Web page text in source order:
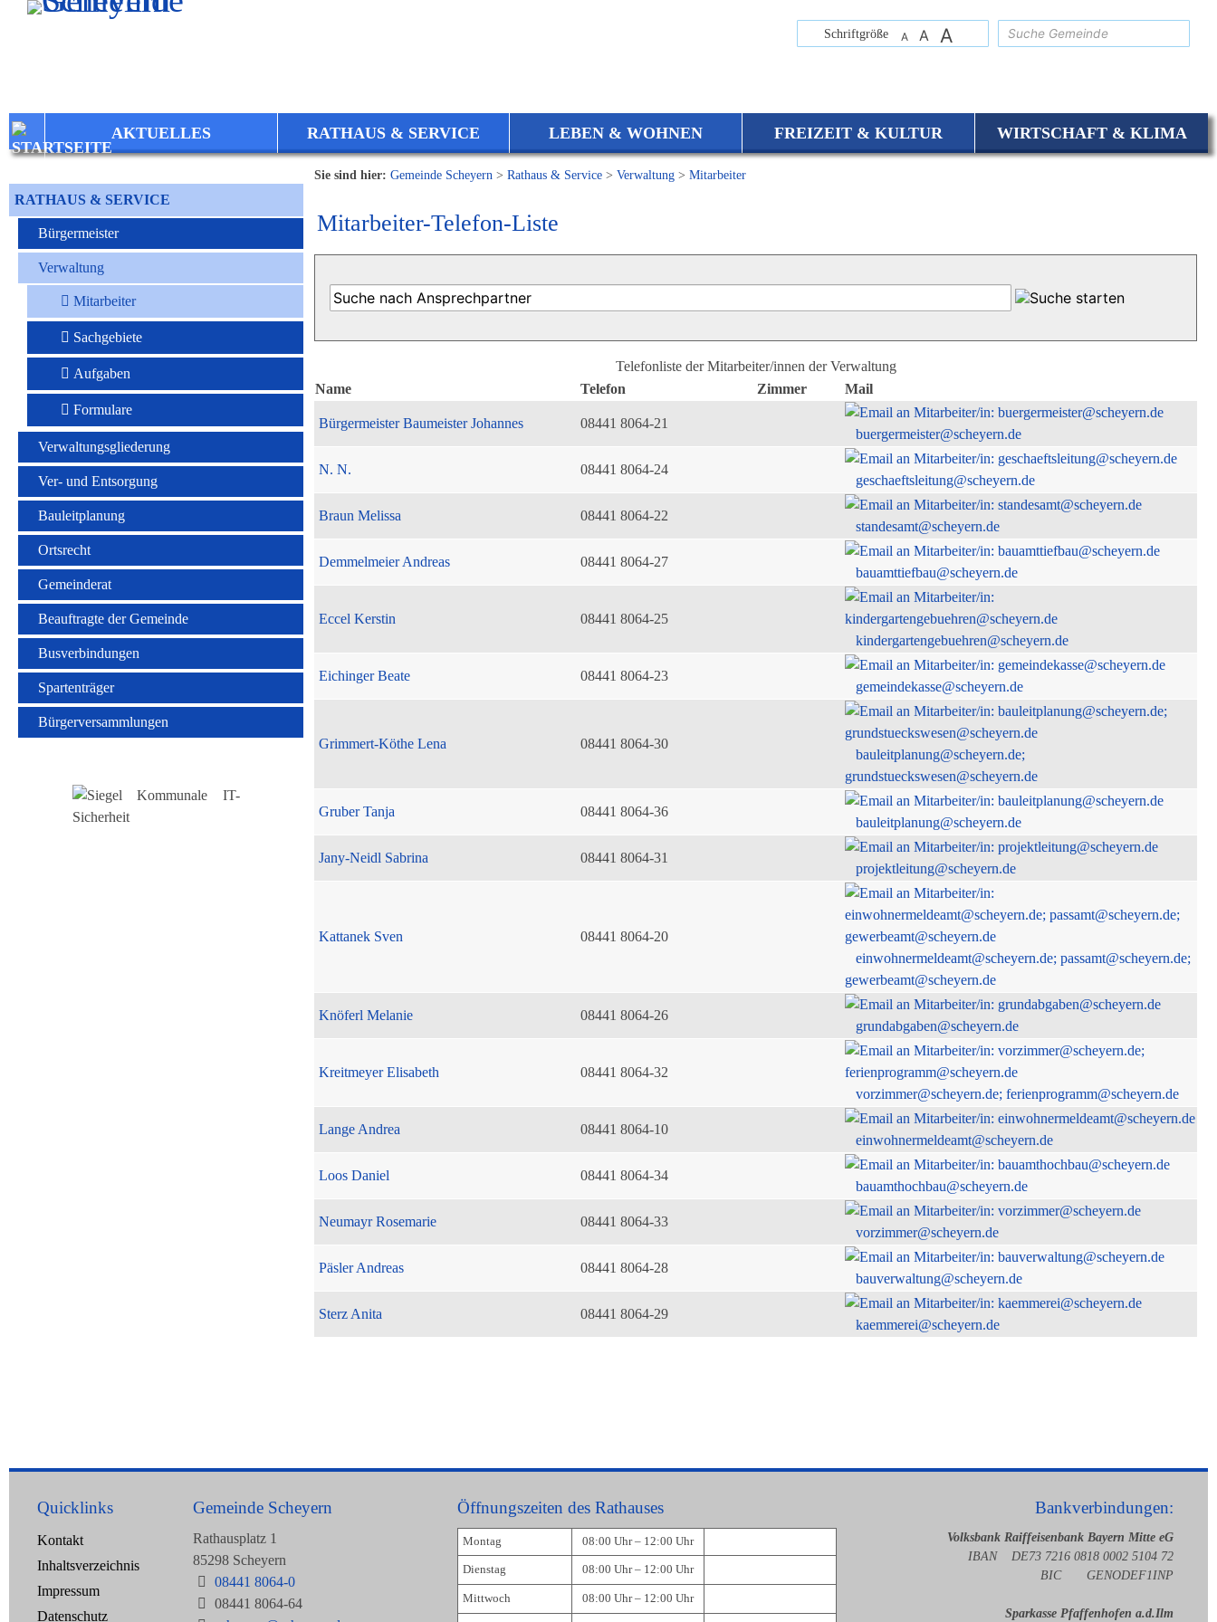
Zum Inhalt,zur Navigationoder
Schriftgröße A A A
AKTUELLES RATHAUS & SERVICE LEBEN & WOHNEN FREIZEIT & KULTUR WIRTSCHAFT & KLIMA
RATHAUS & SERVICE
Bürgermeister
Verwaltung
Mitarbeiter
Sachgebiete
Aufgaben
Formulare
Verwaltungsgliederung
Ver- und Entsorgung
Bauleitplanung
Ortsrecht
Gemeinderat
Beauftragte der Gemeinde
Busverbindungen
Spartenträger
Bürgerversammlungen
Sie sind hier: Gemeinde Scheyern > Rathaus & Service > Verwaltung > Mitarbeiter
Mitarbeiter-Telefon-Liste
Telefonliste der Mitarbeiter/innen der Verwaltung
Name
Telefon Zimmer Mail
Bürgermeister Baumeister Johannes 08441 8064-21
buergermeister@scheyern.de
N. N. 08441 8064-24
geschaeftsleitung@scheyern.de
Braun Melissa 08441 8064-22
standesamt@scheyern.de
Demmelmeier Andreas 08441 8064-27
bauamttiefbau@scheyern.de
Eccel Kerstin
08441 8064-25
kindergartengebuehren@scheyern.de
Eichinger Beate 08441 8064-23
gemeindekasse@scheyern.de
Grimmert-Köthe Lena 08441 8064-30
bauleitplanung@scheyern.de;
grundstueckswesen@scheyern.de
Gruber Tanja 08441 8064-36
bauleitplanung@scheyern.de
Jany-Neidl Sabrina 08441 8064-31
projektleitung@scheyern.de
Kattanek Sven
08441 8064-20
einwohnermeldeamt@scheyern.de; passamt@scheyern.de;
gewerbeamt@scheyern.de
Knöferl Melanie 08441 8064-26
grundabgaben@scheyern.de
Kreitmeyer Elisabeth
08441 8064-32
vorzimmer@scheyern.de; ferienprogramm@scheyern.de
Lange Andrea 08441 8064-10
einwohnermeldeamt@scheyern.de
Loos Daniel 08441 8064-34
bauamthochbau@scheyern.de
Neumayr Rosemarie 08441 8064-33
vorzimmer@scheyern.de
Päsler Andreas 08441 8064-28
bauverwaltung@scheyern.de
Sterz Anita 08441 8064-29
kaemmerei@scheyern.de
Quicklinks
Kontakt
Inhaltsverzeichnis
Impressum
Datenschutz
Gemeinde Scheyern
Rathausplatz 1
85298 Scheyern
08441 8064-0
08441 8064-64
Öffnungszeiten des Rathauses
Montag 08:00 Uhr – 12:00 Uhr
Dienstag 08:00 Uhr – 12:00 Uhr
Mittwoch 08:00 Uhr – 12:00 Uhr
Bankverbindungen:
Volksbank Raiffeisenbank Bayern Mitte eG
IBAN DE73 7216 0818 0002 5104 72
BIC GENODEF1INP
Sparkasse Pfaffenhofen a.d.Ilm